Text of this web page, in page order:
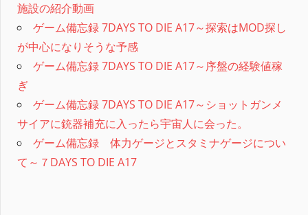
施設の紹介動画
ゲーム備忘録 7DAYS TO DIE A17～探索はMOD探し
が中心になりそうな予感
ゲーム備忘録 7DAYS TO DIE A17～序盤の経験値稼
ぎ
ゲーム備忘録 7DAYS TO DIE A17～ショットガンメ
サイアに銃器補充に入ったら宇宙人に会った。
ゲーム備忘録 体力ゲージとスタミナゲージについ
て～７DAYS TO DIE A17